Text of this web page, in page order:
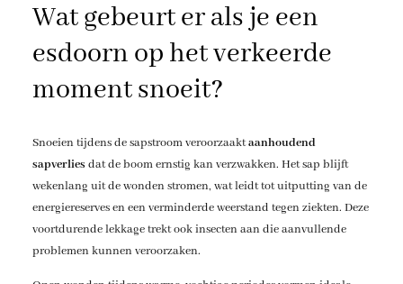
Wat gebeurt er als je een
esdoorn op het verkeerde
moment snoeit?
Snoeien tijdens de sapstroom veroorzaaktaanhoudend
sapverliesdat de boom ernstig kan verzwakken. Het sap blijft
wekenlang uit de wonden stromen, wat leidt tot uitputting van de
energiereserves en een verminderde weerstand tegen ziekten. Deze
voortdurende lekkage trekt ook insecten aan die aanvullende
problemen kunnen veroorzaken.